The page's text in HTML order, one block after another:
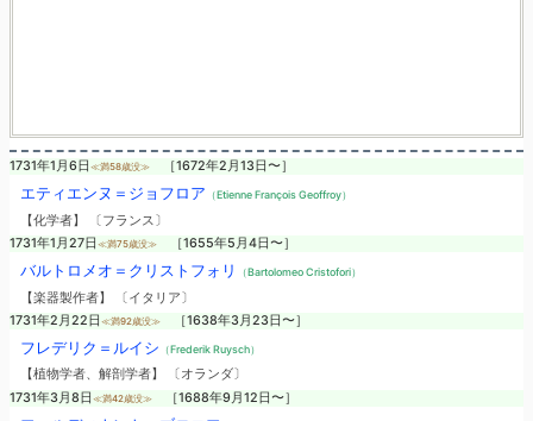
1731年1月6日 ≪満58歳没≫ ［1672年2月13日〜］
エティエンヌ＝ジョフロア （Etienne François Geoffroy）
【化学者】 〔フランス〕
1731年1月27日 ≪満75歳没≫ ［1655年5月4日〜］
バルトロメオ＝クリストフォリ （Bartolomeo Cristofori）
【楽器製作者】 〔イタリア〕
1731年2月22日 ≪満92歳没≫ ［1638年3月23日〜］
フレデリク＝ルイシ （Frederik Ruysch）
【植物学者、解剖学者】 〔オランダ〕
1731年3月8日 ≪満42歳没≫ ［1688年9月12日〜］